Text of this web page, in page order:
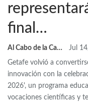
final…
Al Cabo de la Calle Jul
Getafe volvió a
innovación con la
2026', un programa
vocaciones científicas y